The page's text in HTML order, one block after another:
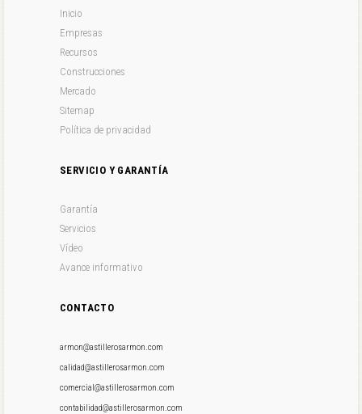
Inicio
Empresas
Recursos
Construcciones
Mercado
Sitemap
Política de privacidad
SERVICIO Y GARANTÍA
Garantía
Servicios
Vídeo
Avance informativo
CONTACTO
armon@astillerosarmon.com
calidad@astillerosarmon.com
comercial@astillerosarmon.com
contabilidad@astillerosarmon.com